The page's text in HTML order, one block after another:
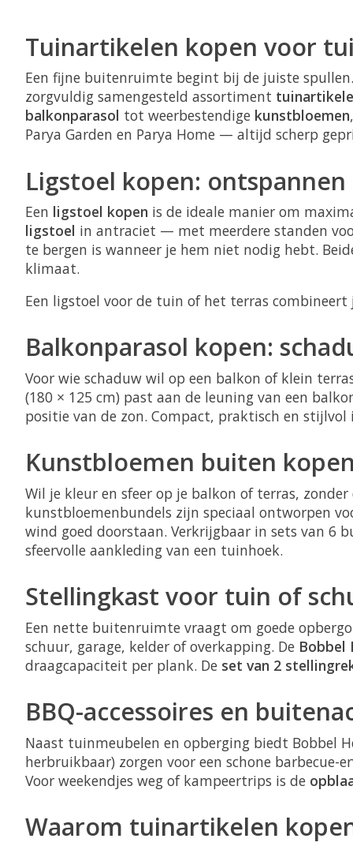
Tuinartikelen kopen voor
Een fijne buitenruimte begint bij de juiste
zorgvuldig samengesteld assortiment
balkonparasol tot weerbestendige kunstbloemen
Parya Garden en Parya Home — altijd scherp
Ligstoel kopen:
Een ligstoel kopen is de ideale manier om
ligstoel in antraciet — met meerdere standen
te bergen is wanneer je hem niet nodig hebt.
klimaat.
Een ligstoel voor de tuin of het terras
Balkonparasol kopen:
Voor wie schaduw wil op een balkon of klein
(180 × 125 cm) past aan de leuning van een
positie van de zon. Compact, praktisch en
Kunstbloemen buiten
Wil je kleur en sfeer op je balkon of terras,
kunstbloemenbundels zijn speciaal ontworpen
wind goed doorstaan. Verkrijgbaar in sets van 6
sfeervolle aankleding van een tuinhoek.
Stellingkast voor tuin of
Een nette buitenruimte vraagt om goede
schuur, garage, kelder of overkapping. De Bobbel
draagcapaciteit per plank. De set van 2
BBQ-accessoires en
Naast tuinmeubelen en opberging biedt Bobbel
herbruikbaar) zorgen voor een schone
Voor weekendjes weg of kampeertrips is de
Waarom tuinartikelen